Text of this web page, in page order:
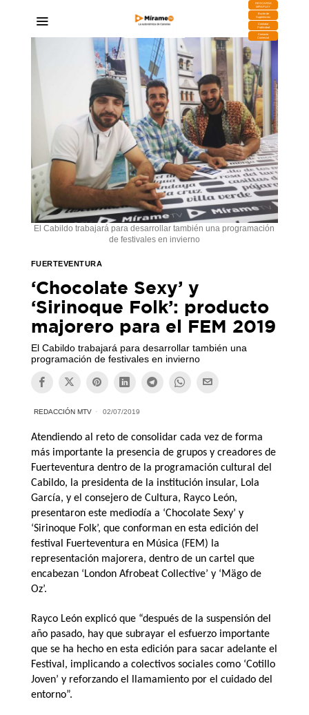
DESCARGA
MIRAPLAY
Buzón de
Sugerencias
Contratar
Publicidad
Contacto
Comercial
El Cabildo trabajará para desarrollar también una programación
de festivales en invierno
FUERTEVENTURA
‘Chocolate Sexy’ y
‘Sirinoque Folk’: producto
majorero para el FEM 2019
El Cabildo trabajará para desarrollar también una
programación de festivales en invierno
REDACCIÓN MTV 02/07/2019
Atendiendo al reto de consolidar cada vez de forma
más importante la presencia de grupos y creadores de
Fuerteventura dentro de la programación cultural del
Cabildo, la presidenta de la institución insular, Lola
García, y el consejero de Cultura, Rayco León,
presentaron este mediodía a ‘Chocolate Sexy’ y
‘Sirinoque Folk’, que conforman en esta edición del
festival Fuerteventura en Música (FEM) la
representación majorera, dentro de un cartel que
encabezan ‘London Afrobeat Collective’ y ‘Mägo de
Oz’.
Rayco León explicó que “después de la suspensión del
año pasado, hay que subrayar el esfuerzo importante
que se ha hecho en esta edición para sacar adelante el
Festival, implicando a colectivos sociales como ‘Cotillo
Joven’ y reforzando el llamamiento por el cuidado del
entorno”.